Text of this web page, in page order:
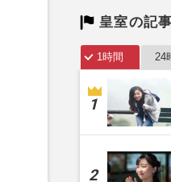
皇室の記
1時間 24